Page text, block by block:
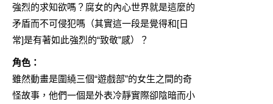
強烈的求知欲嗎？腐女的內心世界就是這麼的
矛盾而不可侵犯嗎（其實這一段是覺得和[日
常]是有著如此強烈的“致敬”感）？
角色：
雖然動畫是圍繞三個“遊戲部”的女生之間的奇
怪故事，他們一個是外表冷靜實際卻陰暗而小